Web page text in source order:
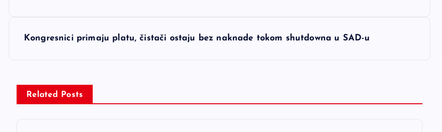
Kongresnici primaju platu, čistači ostaju bez naknade tokom shutdowna u SAD-u
Related Posts